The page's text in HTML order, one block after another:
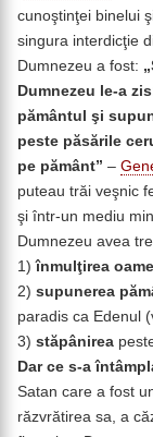
cunoştinţei binelui
singura interdicţie
Dumnezeu a fost:
Dumnezeu le-a
pământul şi
peste păsările
pe pământ” –
puteau trăi veşnic
şi într-un mediu
Dumnezeu avea
1)înmulţirea
2) supunerea
paradis ca Edenul
3) stăpânirea
Dar ce s-a
Satan care a fost
răzvrătirea sa, a